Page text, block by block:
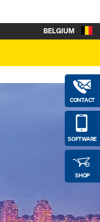
CONTACT
SOFTWARE
SHOP
BELGIUM